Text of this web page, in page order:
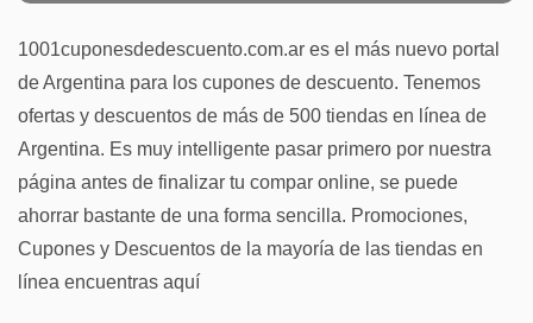
1001cuponesdedescuento.com.ar es el más nuevo portal
de Argentina para los cupones de descuento. Tenemos
ofertas y descuentos de más de 500 tiendas en línea de
Argentina. Es muy intelligente pasar primero por nuestra
página antes de finalizar tu compar online, se puede
ahorrar bastante de una forma sencilla. Promociones,
Cupones y Descuentos de la mayoría de las tiendas en
línea encuentras aquí